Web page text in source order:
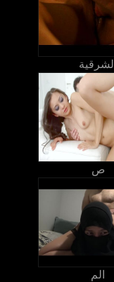
الشرقية
ص
الم